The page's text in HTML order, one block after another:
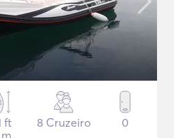
ft
8 Cruzeiro 0